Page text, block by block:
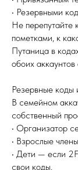
• Резервными
Не перепутайте
пометками, к
Путаница в
обоих
Резервные коды
В семейном
собственный
• Организатор
• Взрослые
• Дети — если
свои коды.